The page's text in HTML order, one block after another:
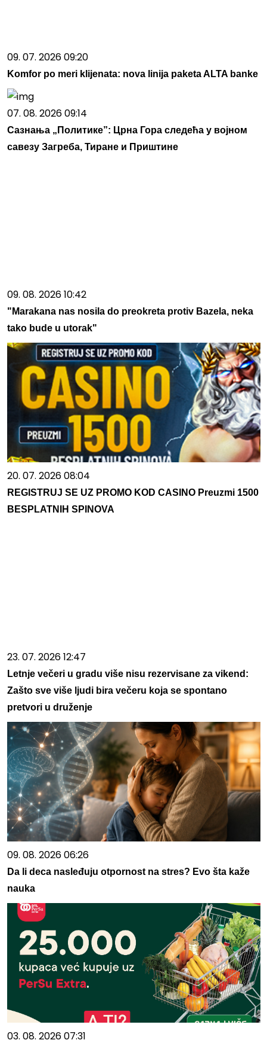
09. 07. 2026 09:20
Komfor po meri klijenata: nova linija paketa ALTA banke
07. 08. 2026 09:14
Сазнања „Политике”: Црна Гора следећа у војном
савезу Загреба, Тиране и Приштине
09. 08. 2026 10:42
"Marakana nas nosila do preokreta protiv Bazela, neka
tako bude u utorak"
20. 07. 2026 08:04
REGISTRUJ SE UZ PROMO KOD CASINO Preuzmi 1500
BESPLATNIH SPINOVA
23. 07. 2026 12:47
Letnje večeri u gradu više nisu rezervisane za vikend:
Zašto sve više ljudi bira večeru koja se spontano
pretvori u druženje
09. 08. 2026 06:26
Da li deca nasleđuju otpornost na stres? Evo šta kaže
nauka
03. 08. 2026 07:31